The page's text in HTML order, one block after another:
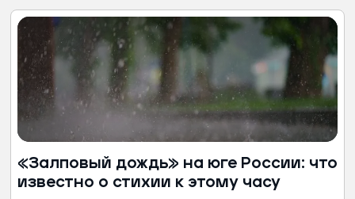
«Залповый дождь» на юге России: что
известно о стихии к этому часу